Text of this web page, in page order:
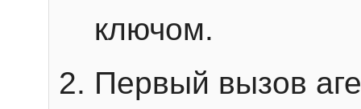
ключом.
Первый вызов